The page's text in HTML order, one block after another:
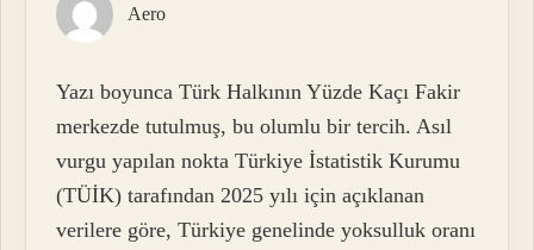
Aero
Yazı boyunca Türk Halkının Yüzde Kaçı Fakir
merkezde tutulmuş, bu olumlu bir tercih. Asıl
vurgu yapılan nokta Türkiye İstatistik Kurumu
(TÜİK) tarafından 2025 yılı için açıklanan
verilere göre, Türkiye genelinde yoksulluk oranı